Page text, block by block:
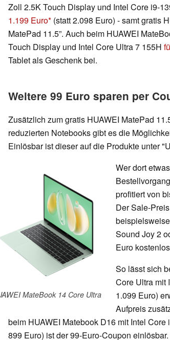
Zoll 2.5K Touch Display und Intel Core i9-
1.199 Euro (statt 2.098 Euro) - samt gratis
MatePad 11.5”. Auch beim HUAWEI
Touch Display und Intel Core Ultra 7 155H
Tablet als Geschenk bei.
Weitere 99 Euro sparen per
Zusätzlich zum gratis HUAWEI MatePad
reduzierten Notebooks gibt es die
Einlösbar ist dieser auf die Produkte unter
MateBook 14 Core Ultra
Wer dort
profitiert von
Der Sale-
Sound Joy 2
Euro
So lässt sich
Core Ultra mit
1.099 Euro)
Aufpreis
beim HUAWEI Matebook D16 mit Intel
899 Euro) ist der 99-Euro-Coupon einlösbar.